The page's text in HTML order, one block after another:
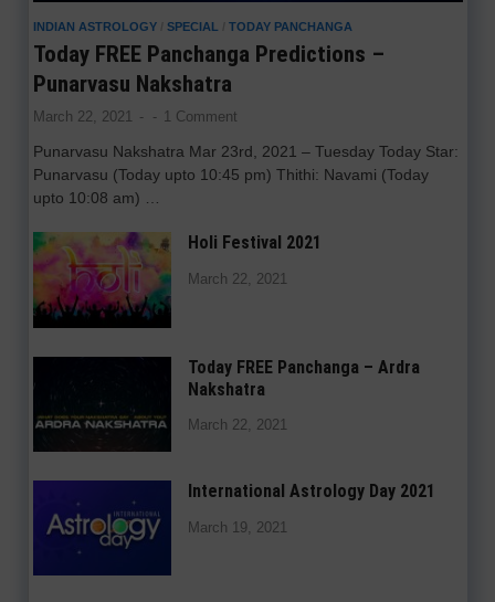
INDIAN ASTROLOGY/ SPECIAL TODAY PANCHANGA
Today FREE Panchanga Predictions –
Punarvasu Nakshatra
March 22, 2021 - - 1 Comment
Punarvasu Nakshatra Mar 23rd, 2021 – Tuesday Today Star:
Punarvasu (Today upto 10:45 pm) Thithi: Navami (Today
upto 10:08 am) …
Holi Festival 2021
March 22, 2021
Today FREE Panchanga – Ardra
Nakshatra
March 22, 2021
International Astrology Day 2021
March 19, 2021